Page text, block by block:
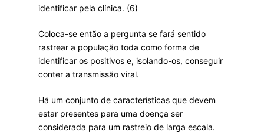
identificar pela clínica. (6)
Coloca-se então a pergunta se fará sentido
rastrear a população toda como forma de
identificar os positivos e, isolando-os, conseguir
conter a transmissão viral.
Há um conjunto de características que devem
estar presentes para uma doença ser
considerada para um rastreio de larga escala.